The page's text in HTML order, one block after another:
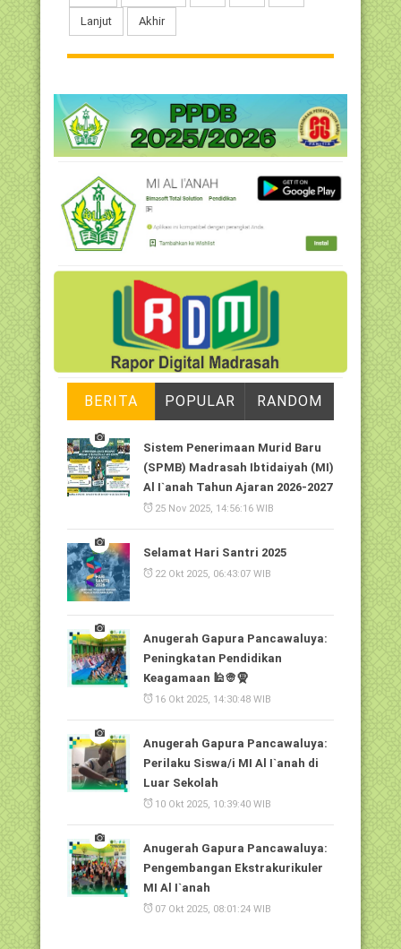
Lanjut Akhir
BERITA POPULAR RANDOM
Sistem Penerimaan Murid Baru
(SPMB) Madrasah Ibtidaiyah (MI)
Al I`anah Tahun Ajaran 2026-2027
25 Nov 2025, 14:56:16 WIB
Selamat Hari Santri 2025
22 Okt 2025, 06:43:07 WIB
Anugerah Gapura Pancawaluya:
Peningkatan Pendidikan
Keagamaan 🕌👳🧕
16 Okt 2025, 14:30:48 WIB
Anugerah Gapura Pancawaluya:
Perilaku Siswa/i MI Al I`anah di
Luar Sekolah
10 Okt 2025, 10:39:40 WIB
Anugerah Gapura Pancawaluya:
Pengembangan Ekstrakurikuler
MI Al I`anah
07 Okt 2025, 08:01:24 WIB